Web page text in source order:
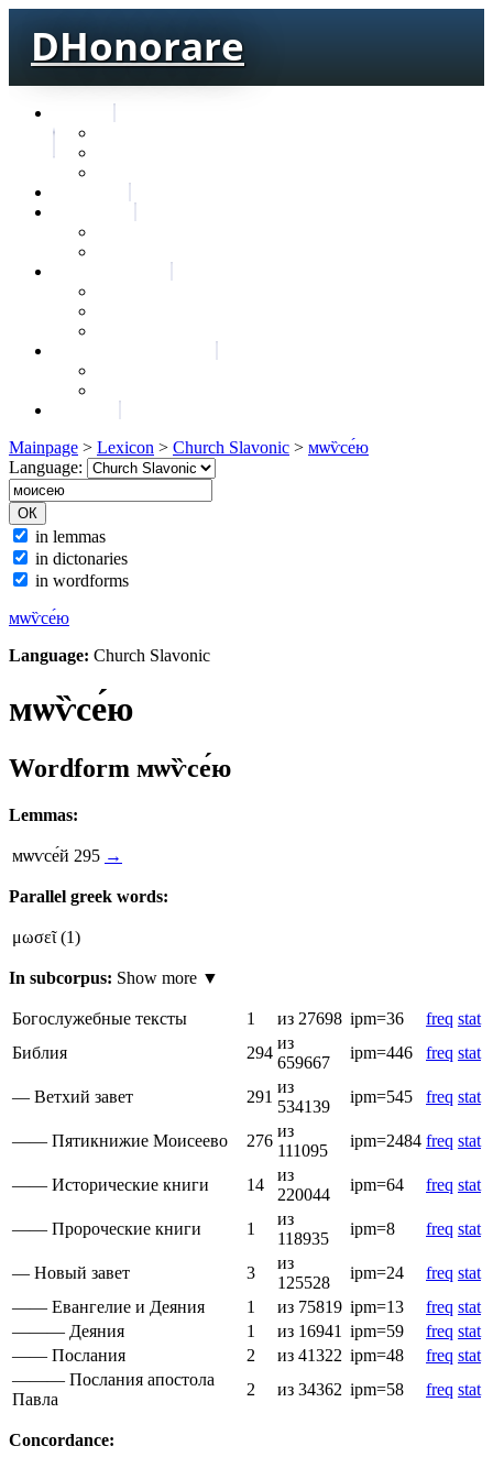
DHonorare
Mainpage > Lexicon > Church Slavonic > мѡѷсе́ю
Language:
in lemmas
in dictonaries
in wordforms
мѡѷсе́ю
Language: Church Slavonic
мѡѷсе́ю
Wordform мѡѷсе́ю
Lemmas:
мѡѵсе́й 295 →
Parallel greek words:
μωσεῖ(1)
In subcorpus: Show more ▼
Богослужебные тексты 1 из 27698 ipm=36 freq stat
Библия
294
из
659667
ipm=446 freq stat
— Ветхий завет 291
из
534139
ipm=545 freq stat
—— Пятикнижие Моисеево 276
из
111095
ipm=2484 freq stat
—— Исторические книги 14
из
220044
ipm=64 freq stat
—— Пророческие книги 1
из
118935
ipm=8 freq stat
— Новый завет 3
из
125528
ipm=24 freq stat
—— Евангелие и Деяния
1 из 75819 ipm=13 freq stat
——— Деяния
1 из 16941 ipm=59 freq stat
—— Послания
2 из 41322 ipm=48 freq stat
——— Послания апостола
Павла
2 из 34362 ipm=58 freq stat
Concordance: